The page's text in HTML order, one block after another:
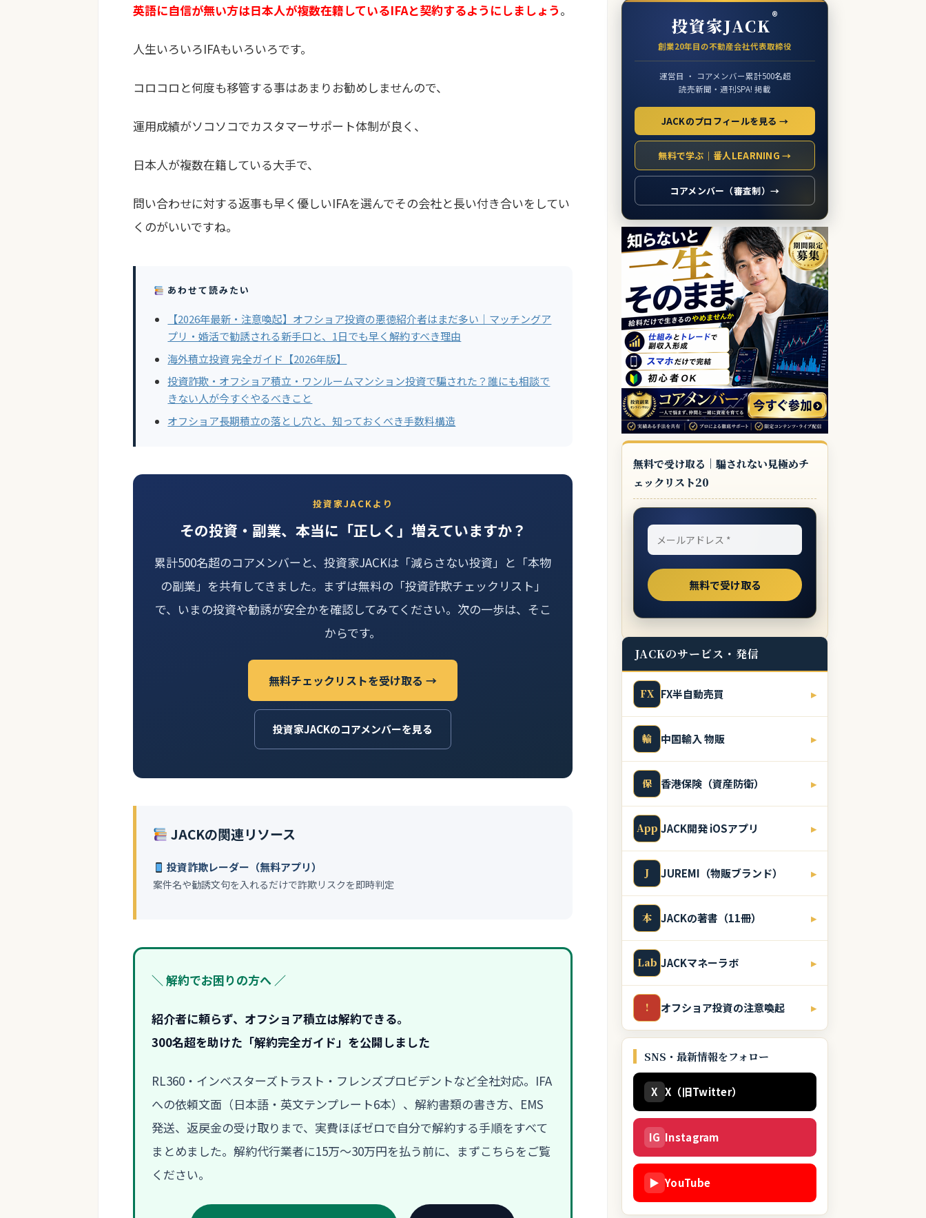
英語に自信が無い方は日本人が複数在籍しているIFAと契約するようにしましょう。
人生いろいろIFAもいろいろです。
コロコロと何度も移管する事はあまりお勧めしませんので、
運用成績がソコソコでカスタマーサポート体制が良く、
日本人が複数在籍している大手で、
問い合わせに対する返事も早く優しいIFAを選んでその会社と長い付き合いをしてい
くのがいいですね。
あわせて読みたい
【2026年最新・注意喚起】オフショア投資の悪徳紹介者はまだ多い｜マッチングア
プリ・婚活で勧誘される新手口と、1日でも早く解約すべき理由
海外積立投資 完全ガイド【2026年版】
投資詐欺・オフショア積立・ワンルームマンション投資で騙された？誰にも相談で
きない人が今すぐやるべきこと
オフショア長期積立の落とし穴と、知っておくべき手数料構造
投資家JACKより
その投資・副業、本当に「正しく」増えていますか？
累計500名超のコアメンバーと、投資家JACKは「減らさない投資」と「本物
の副業」を共有してきました。まずは無料の「投資詐欺チェックリスト」
で、いまの投資や勧誘が安全かを確認してみてください。次の一歩は、そこ
からです。
無料チェックリストを受け取る →
投資家JACKのコアメンバーを見る
JACKの関連リソース
投資詐欺レーダー（無料アプリ）
案件名や勧誘文句を入れるだけで詐欺リスクを即時判定
＼ 解約でお困りの方へ ／
紹介者に頼らず、オフショア積立は解約できる。
300名超を助けた「解約完全ガイド」を公開しました
RL360・インベスターズトラスト・フレンズプロビデントなど全社対応。IFA
への依頼文面（日本語・英文テンプレート6本）、解約書類の書き方、EMS
発送、返戻金の受け取りまで、実費ほぼゼロで自分で解約する手順をすべて
まとめました。解約代行業者に15万〜30万円を払う前に、まずこちらをご覧
ください。
投資家JACK®
創業20年目の不動産会社代表取締役
運営目 ・ コアメンバー累計500名超
読売新聞・週刊SPA! 掲載
JACKのプロフィールを見る →
無料で学ぶ｜番人LEARNING →
コアメンバー（審査制）→
無料で受け取る｜騙されない見極めチ
ェックリスト20
JACKのサービス・発信
FX FX半自動売買 ▸
輸 中国輸入 物販 ▸
保 香港保険（資産防衛） ▸
App JACK開発 iOSアプリ ▸
J JUREMI（物販ブランド） ▸
本 JACKの著書（11冊） ▸
Lab JACKマネーラボ ▸
! オフショア投資の注意喚起 ▸
SNS・最新情報をフォロー
X X（旧Twitter）
IG Instagram
▶ YouTube